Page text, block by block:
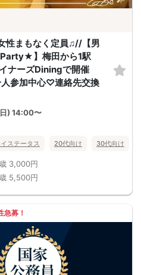
性まもなく定員♫//【男
】梅田から1駅
ナーズDiningで開催
参加中心♡連絡先交換
) 14:00〜
ステータス 20代向け 30代向け
3,000円
5,500円
急募！